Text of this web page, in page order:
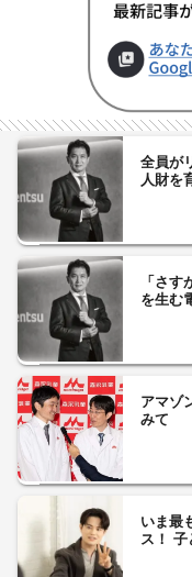
全員が
人財を
「さ
を生む
アマゾ
みて
いま最
ス！ 子